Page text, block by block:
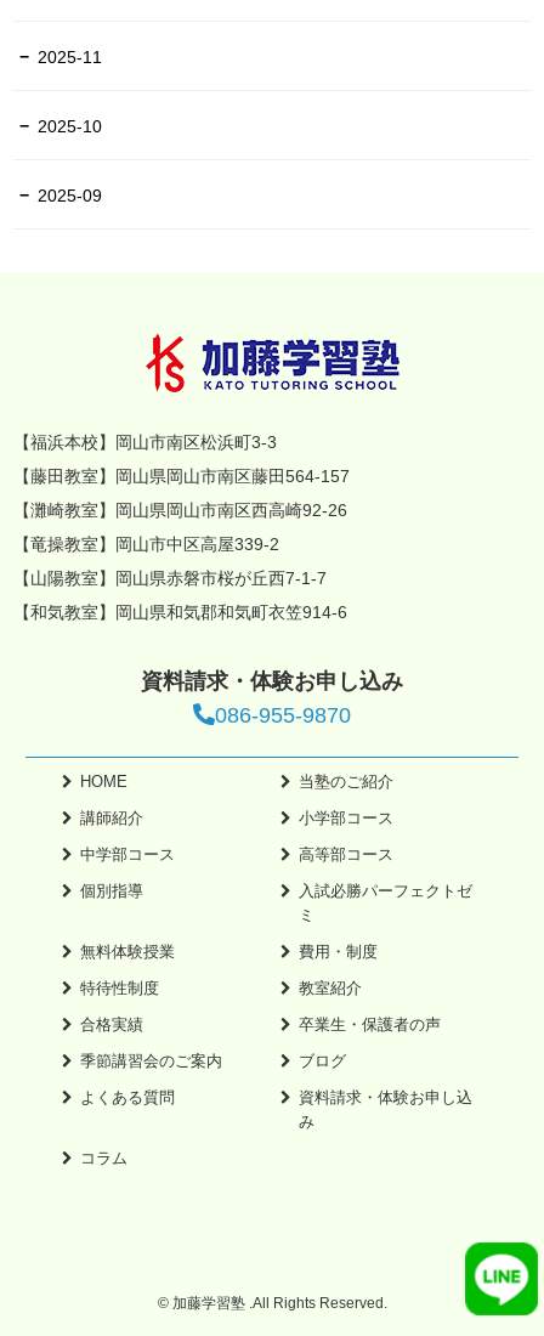
2025-11
2025-10
2025-09
【福浜本校】岡山市南区松浜町3-3
【藤田教室】岡山県岡山市南区藤田564-157
【灘崎教室】岡山県岡山市南区西高崎92-26
【竜操教室】岡山市中区高屋339-2
【山陽教室】岡山県赤磐市桜が丘西7-1-7
【和気教室】岡山県和気郡和気町衣笠914-6
資料請求・体験お申し込み
086-955-9870
HOME
当塾のご紹介
講師紹介
小学部コース
中学部コース
高等部コース
個別指導
入試必勝パーフェクトゼ
ミ
無料体験授業
費用・制度
特待性制度
教室紹介
合格実績
卒業生・保護者の声
季節講習会のご案内
ブログ
よくある質問
資料請求・体験お申し込
み
コラム
© 加藤学習塾 .All Rights Reserved.